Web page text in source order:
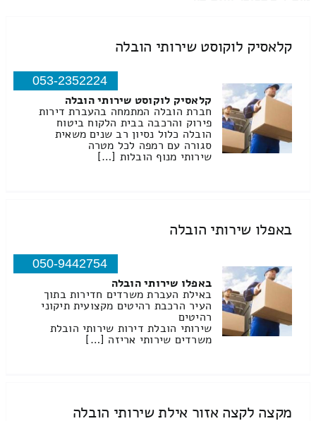
קלאסיק לוקוסט שירותי הובלה
053-2352224
קלאסיק לוקוסט שירותי הובלה
חברת הובלה המתמחה בהעברת דירות
פירוק והרכבה בבית הלקוח ביטוח
הובלה כלול נסיון רב שנים משאית
סגורה עם רמפה לכל מטרה
שירותי מנוף הובלות […]
באפלו שירותי הובלה
050-9442754
באפלו שירותי הובלה
באילת העברת משרדים חדירות בתוך
העיר הרכבת רהיטים מקצועית תיקוני
רהיטים
שירותי הובלת דירות שירותי הובלת
משרדים שירותי אריזה […]
מקצה לקצה אזור אילת שירותי הובלה